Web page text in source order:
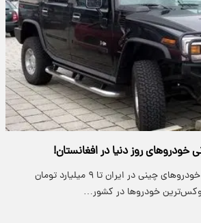
روز دنیا در افغانستان!
در حالی که قیمت برخی از خودروهای چینی در ایران تا ۹ میلیارد تومان
خودروها در کشور…